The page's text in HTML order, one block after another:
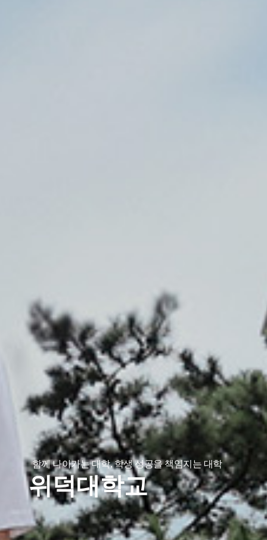
함께 나아가는 대학, 학생 성공을 책임지는 대학
위덕대학교